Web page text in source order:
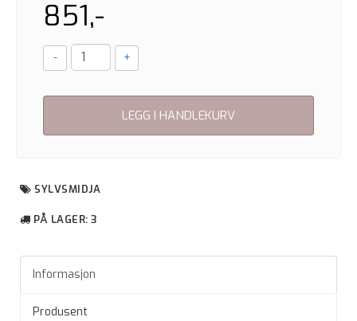
851,-
- +
LEGG I HANDLEKURV
SYLVSMIDJA
PÅ LAGER: 3
Informasjon
Produsent